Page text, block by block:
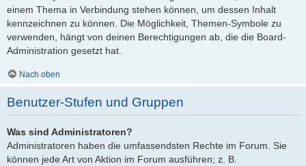
einem Thema in Verbindung stehen können, um dessen Inhalt
kennzeichnen zu können. Die Möglichkeit, Themen-Symbole zu
verwenden, hängt von deinen Berechtigungen ab, die die Board-
Administration gesetzt hat.
Nach oben
Benutzer-Stufen und Gruppen
Was sind Administratoren?
Administratoren haben die umfassendsten Rechte im Forum. Sie
können jede Art von Aktion im Forum ausführen; z. B.